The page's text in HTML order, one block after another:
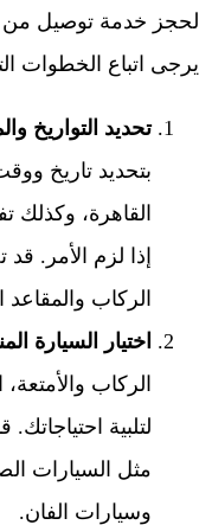
لحجز خدمة توصيل من
يرجى اتباع الخطوات
تحديد التواريخ
بتحديد تاريخ
القاهرة، وكذلك
إذا لزم الأمر.
الركاب والمقاعد
اختيار السيارة
الركاب والأمتعة،
لتلبية
مثل السيارات
وسيارات الفان.